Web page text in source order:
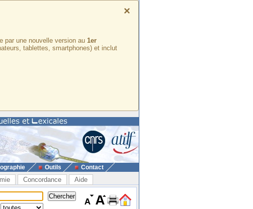
×
par une nouvelle version au 1er
tablettes, smartphones) et inclut
Outils Contact
Concordance Aide